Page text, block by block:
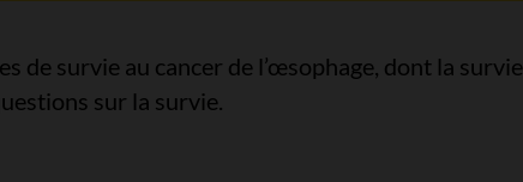
de survie au cancer de l’œsophage, dont la survie
sur la survie.